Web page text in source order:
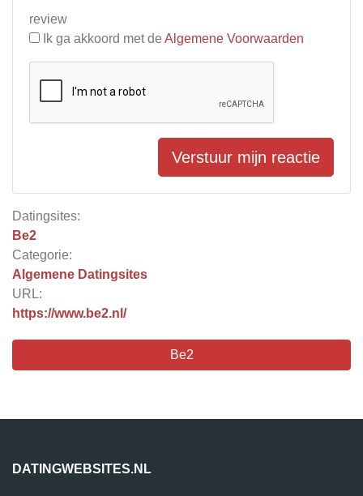
Datingsites:
Be2
Categorie:
Algemene Datingsites
URL:
https://www.be2.nl/
Be2
review
Ik ga akkoord met de Algemene Voorwaarden
Verstuur mijn reactie
DATINGWEBSITES.NL